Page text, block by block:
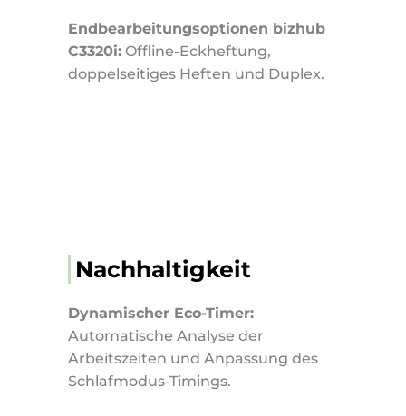
Endbearbeitungsoptionen bizhub
C3320i: Offline-Eckheftung,
doppelseitiges Heften und Duplex.
Nachhaltigkeit
Dynamischer Eco-Timer:
Automatische Analyse der
Arbeitszeiten und Anpassung des
Schlafmodus-Timings.